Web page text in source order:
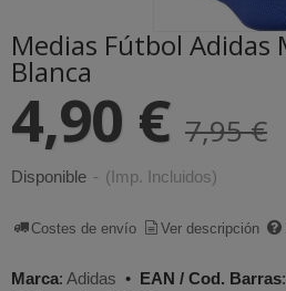
Medias Fútbol Adidas
Blanca
4,90 € 7,95 €
Disponible - (Imp. Incluidos)
Costes de envío Ver descripción
Marca: Adidas • EAN / Cod. Barras: